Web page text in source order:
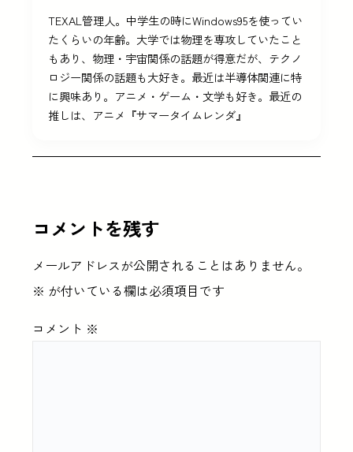
TEXAL管理人。中学生の時にWindows95を使ってい
たくらいの年齢。大学では物理を専攻していたこと
もあり、物理・宇宙関係の話題が得意だが、テクノ
ロジー関係の話題も大好き。最近は半導体関連に特
に興味あり。アニメ・ゲーム・文学も好き。最近の
推しは、アニメ『サマータイムレンダ』
コメントを残す
メールアドレスが公開されることはありません。
※ が付いている欄は必須項目です
コメント ※